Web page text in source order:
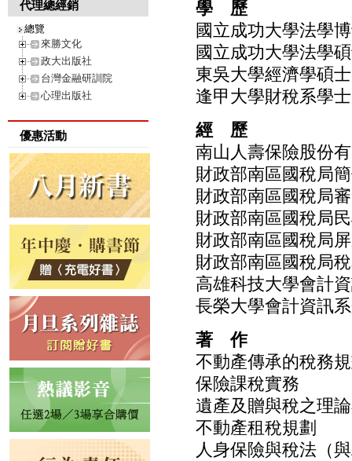
代理總經銷
總覽
來勝文化
政大出版社
台灣金融研訓院
心理出版社
優惠活動
學 歷
國立成功大學法學
國立成功大學法學
東吳大學經濟學碩士
逢甲大學財稅系學士
經 歷
南山人壽保險股份
財政部南區國稅局
財政部南區國稅局
財政部南區國稅局
財政部南區國稅局
財政部南區國稅局
高雄科技大學會計
長榮大學會計資訊
著 作
不動產傳承的稅務
保險課稅實務
遺產及贈與稅之理
不動產租稅規劃
人身保險與稅法（